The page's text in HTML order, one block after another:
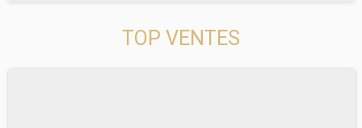
TOP VENTES